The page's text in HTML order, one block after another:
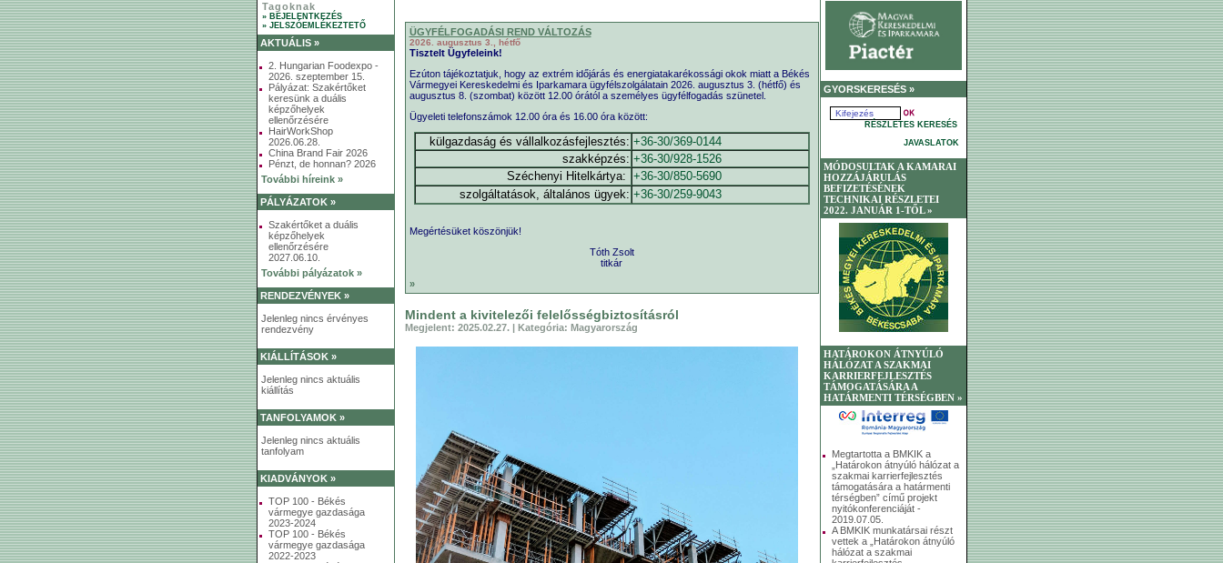
Tagoknak
» BEJELENTKEZÉS
» JELSZÓEMLÉKEZTETŐ
AKTUÁLIS »
2. Hungarian Foodexpo -
2026. szeptember 15.
Pályázat: Szakértőket
keresünk a duális
képzőhelyek
ellenőrzésére
HairWorkShop
2026.06.28.
China Brand Fair 2026
Pénzt, de honnan? 2026
További híreink »
PÁLYÁZATOK »
Szakértőket a duális
képzőhelyek
ellenőrzésére
2027.06.10.
További pályázatok »
RENDEZVÉNYEK »
Jelenleg nincs érvényes
rendezvény
KIÁLLÍTÁSOK »
Jelenleg nincs aktuális
kiállítás
TANFOLYAMOK »
Jelenleg nincs aktuális
tanfolyam
KIADVÁNYOK »
TOP 100 - Békés
vármegye gazdasága
2023-2024
TOP 100 - Békés
vármegye gazdasága
2022-2023
ÜGYFÉLFOGADÁSI REND VÁLTOZÁS
2026. augusztus 3., hétfő
Tisztelt Ügyfeleink!
Ezúton tájékoztatjuk, hogy az extrém időjárás és energiatakarékossági okok miatt a Békés
Vármegyei Kereskedelmi és Iparkamara ügyfélszolgálatain 2026. augusztus 3. (hétfő) és
augusztus 8. (szombat) között 12.00 órától a személyes ügyfélfogadás szünetel.
Ügyeleti telefonszámok 12.00 óra és 16.00 óra között:
külgazdaság és vállalkozásfejlesztés: +36-30/369-0144
szakképzés: +36-30/928-1526
Széchenyi Hitelkártya: +36-30/850-5690
szolgáltatások, általános ügyek: +36-30/259-9043
Megértésüket köszönjük!
Tóth Zsolt
titkár
»
Mindent a kivitelezői felelősségbiztosításról
Megjelent: 2025.02.27. | Kategória: Magyarország
GYORSKERESÉS »
RÉSZLETES KERESÉS
JAVASLATOK
MÓDOSULTAK A KAMARAI
HOZZÁJÁRULÁS
BEFIZETÉSÉNEK
TECHNIKAI RÉSZLETEI
2022. JANUÁR 1-TŐL »
HATÁROKON ÁTNYÚLÓ
HÁLÓZAT A SZAKMAI
KARRIERFEJLESZTÉS
TÁMOGATÁSÁRA A
HATÁRMENTI TÉRSÉGBEN »
Megtartotta a BMKIK a
„Határokon átnyúló hálózat a
szakmai karrierfejlesztés
támogatására a határmenti
térségben” című projekt
nyitókonferenciáját -
2019.07.05.
A BMKIK munkatársai részt
vettek a „Határokon átnyúló
hálózat a szakmai